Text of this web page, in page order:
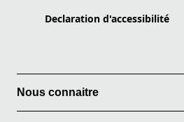
Declaration d'accessibilité
Nous connaitre